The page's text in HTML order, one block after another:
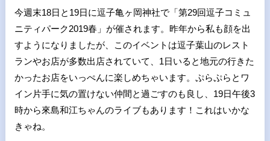
今週末18日と 19日に逗子亀ヶ岡神社で「第29回逗子コミュ
ニティパーク2019春」が催されます。昨年から私も顔を出
すようになりましたが、このイベントは逗子葉山のレスト
ランやお店が多数出店されていて、 1日いると地元の行きた
かったお店をいっぺんに楽しめちゃいます。ぷらぷらとワ
イン片手に気の置けない仲間と過ごすのも良し、 19日午後3
時から來島和江ちゃんのライブもあります！これはいかな
きゃね。